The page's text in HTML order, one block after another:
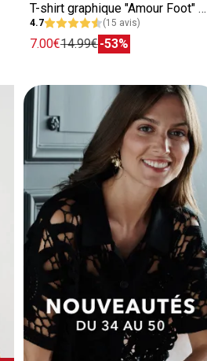
T-shirt graphique "Amour Foot" femme
4.7 (15 avis)
7.00€14.99€-53%